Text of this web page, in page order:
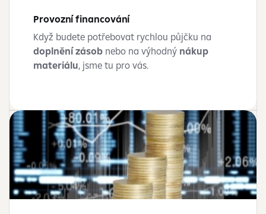
Provozní financování
Když budete potřebovat rychlou půjčku na
doplnění zásob nebo na výhodný nákup
materiálu, jsme tu pro vás.